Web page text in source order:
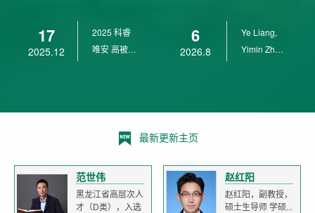
17
2025.12
2025 科睿
唯安 高被引
6
2026.8
Ye Liang,
Yimin Zhu,
最新更新主页
范世伟
黑龙江省高层次人
才（D类），入选
赵红阳
赵红阳，副教授，
硕士生导师 学硕...